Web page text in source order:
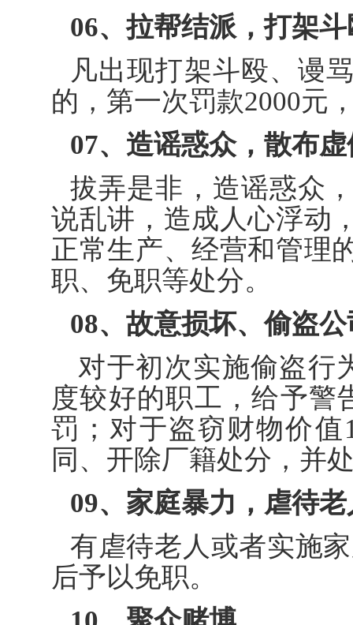
06、拉帮结派，打架斗
凡出现打架斗殴、谩
的，第一次罚款2000元
07、 造谣惑众，散布
拔弄是非，造谣惑众
说乱讲，造成人心浮动
正常生产、经营和管理
职、免职等处分。
08、 故意损坏、偷盗
对于初次实施偷盗行
度较好的职工，给予警
罚；对于盗窃财物价
同、开除厂籍处分，并
09、 家庭暴力，虐待老
有虐待老人或者实施
后予以免职。